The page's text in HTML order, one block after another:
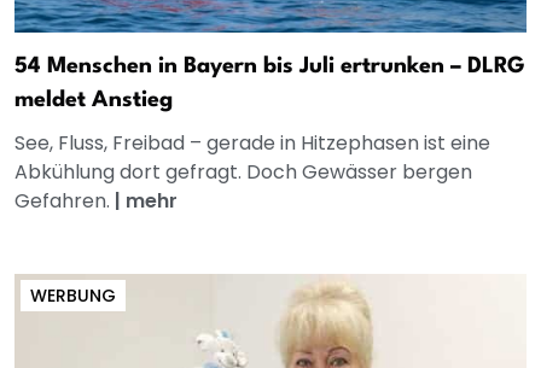
54 Menschen in Bayern bis Juli ertrunken – DLRG
meldet Anstieg
See, Fluss, Freibad – gerade in Hitzephasen ist eine
Abkühlung dort gefragt. Doch Gewässer bergen
Gefahren. | mehr
WERBUNG